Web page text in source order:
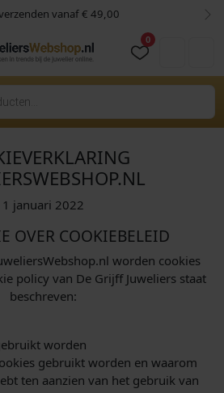
vanaf € 49,00
0
1 januari 2022
OVER COOKIEBELEID
worden cookies
policy van De Grijff Juweliers staat
beschreven:
worden
gebruikt worden en waarom
ten aanzien van het gebruik van